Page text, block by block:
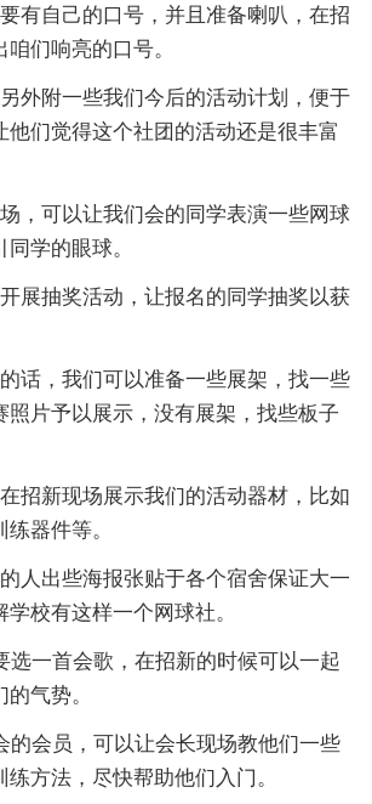
自己的口号，并且准备喇叭，在招
们响亮的口号。
附一些我们今后的活动计划，便于
他们觉得这个社团的活动还是很丰富
可以让我们会的同学表演一些网球
学的眼球。
抽奖活动，让报名的同学抽奖以获
，我们可以准备一些展架，找一些
照片予以展示，没有展架，找些板子
新现场展示我们的活动器材，比如
器件等。
出些海报张贴于各个宿舍保证大一
校有这样一个网球社。
一首会歌，在招新的时候可以一起
气势。
会员，可以让会长现场教他们一些
方法，尽快帮助他们入门。